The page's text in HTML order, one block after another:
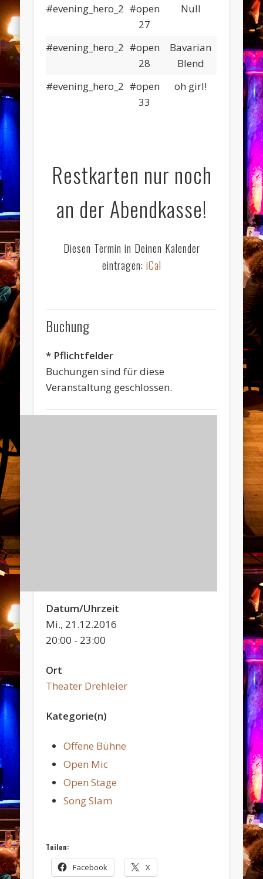
#evening_hero_2 #open
27
Null
#evening_hero_2 #open
28
Bavarian
Blend
#evening_hero_2 #open
33
oh girl!
Restkarten nur noch
an der Abendkasse!
Diesen Termin in Deinen Kalender
eintragen: iCal
Buchung
* Pflichtfelder
Buchungen sind für diese
Veranstaltung geschlossen.
Datum/Uhrzeit
Mi., 21.12.2016
20:00 - 23:00
Ort
Theater Drehleier
Kategorie(n)
Offene Bühne
Open Mic
Open Stage
Song Slam
Teilen:
Facebook X